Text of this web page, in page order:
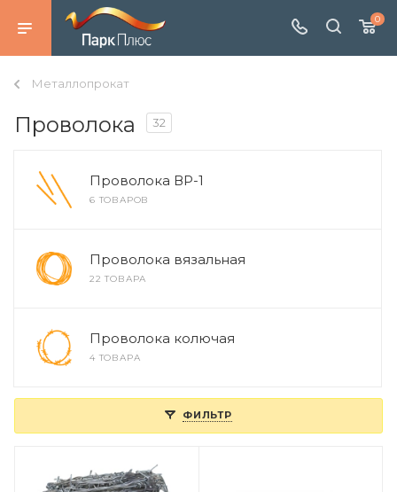
0
Металлопрокат
Проволока 32
Проволока ВР-1
6 ТОВАРОВ
Проволока вязальная
22 ТОВАРА
Проволока колючая
4 ТОВАРА
ФИЛЬТР